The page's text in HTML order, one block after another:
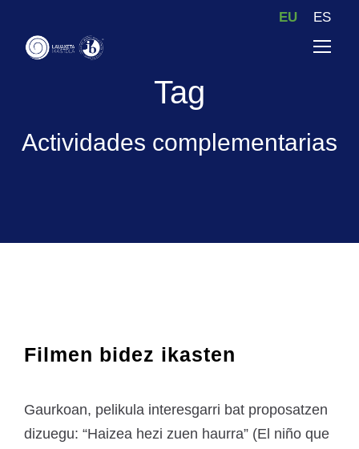
EU ES
Tag
Actividades complementarias
Filmen bidez ikasten
Gaurkoan, pelikula interesgarri bat proposatzen
dizuegu: “Haizea hezi zuen haurra” (El niño que